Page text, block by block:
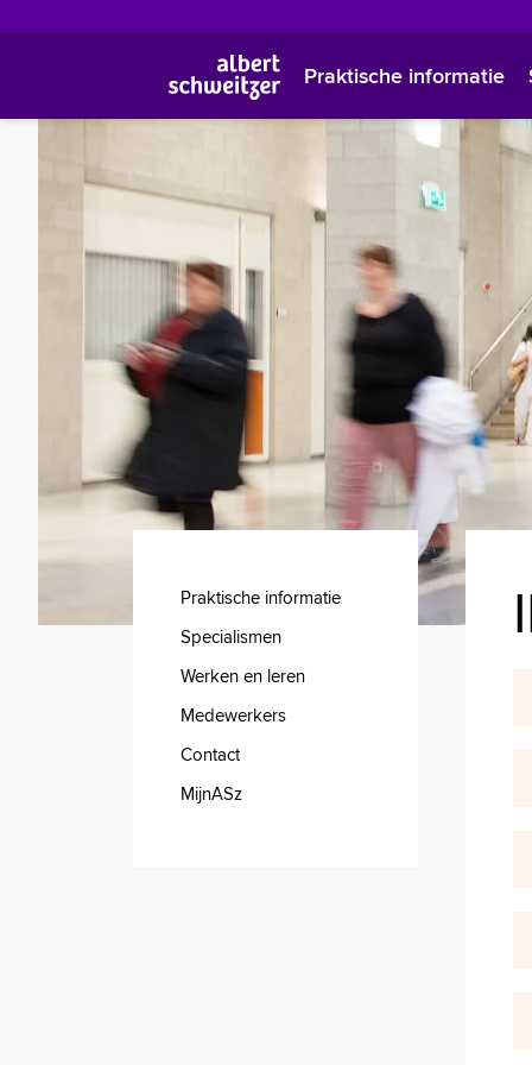
Praktische informatie
Praktische informatie
Specialismen
Werken en leren
Medewerkers
Contact
MijnASz